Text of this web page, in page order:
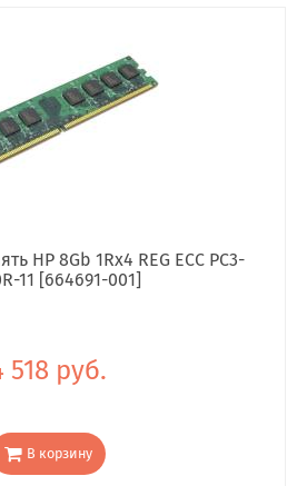
HP 8Gb 1Rx4 REG ECC PC3-
11 [664691-001]
518 руб.
В корзину